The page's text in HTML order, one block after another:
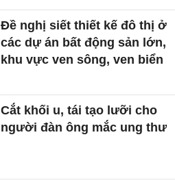
Đề nghị siết thiết kế đô thị ở
các dự án bất động sản lớn,
khu vực ven sông, ven biển
Cắt khối u, tái tạo lưỡi cho
người đàn ông mắc ung thư